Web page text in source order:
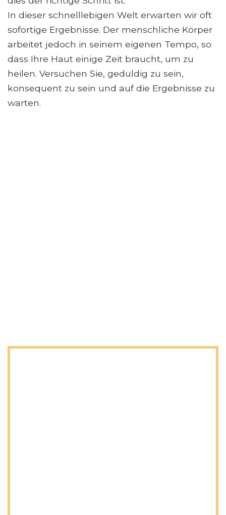
In dieser schnelllebigen Welt erwarten wir oft
sofortige Ergebnisse. Der menschliche Körper
arbeitet jedoch in seinem eigenen Tempo, so
dass Ihre Haut einige Zeit braucht, um zu
heilen. Versuchen Sie, geduldig zu sein,
konsequent zu sein und auf die Ergebnisse zu
warten.